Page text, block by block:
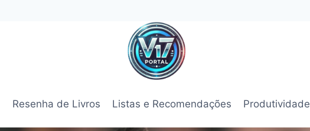
Resenha de Livros Listas e Recomendações Produtividade